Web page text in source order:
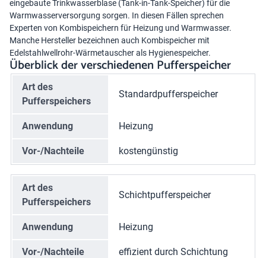
eingebaute Trinkwasserblase (Tank-in-Tank-Speicher) für die
Warmwasserversorgung sorgen. In diesen Fällen sprechen
Experten von Kombispeichern für Heizung und Warmwasser.
Manche Hersteller bezeichnen auch Kombispeicher mit
Edelstahlwellrohr-Wärmetauscher als Hygienespeicher.
Überblick der verschiedenen Pufferspeicher
Art des
Pufferspeichers
Standardpufferspeicher
Anwendung Heizung
Vor-/Nachteile kostengünstig
Art des
Pufferspeichers
Schichtpufferspeicher
Anwendung Heizung
Vor-/Nachteile effizient durch Schichtung